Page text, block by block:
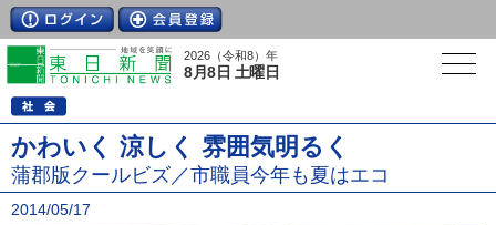
2026（令和8）年
8月8日 土曜日
かわいく 涼しく 雰囲気明るく
蒲郡版クールビズ／市職員今年も夏はエコ
2014/05/17